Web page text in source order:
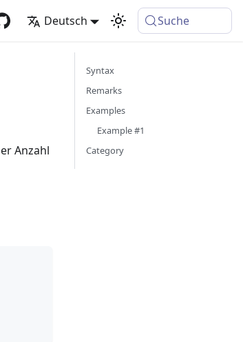
Deutsch Suche
Anzahl
Syntax
Remarks
Examples
Example #1
Category